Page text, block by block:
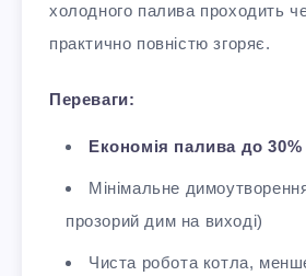
холодного палива проходить
практично повністю згоряє.
Переваги:
Економія палива до 30%
Мінімальне
прозорий дим на виході)
Чиста робота котла,